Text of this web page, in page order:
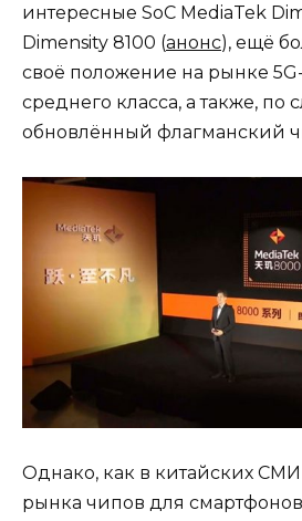
интересные SoC MediaTek
Dimensity 8100 (анонс), ещё
своё положение на рынке
среднего класса, а также, по
обновлённый флагманский
Однако, как в китайских
рынка чипов для